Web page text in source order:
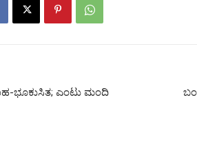
ಭೂಕುಸಿತ; ಎಂಟು ಮಂದಿ